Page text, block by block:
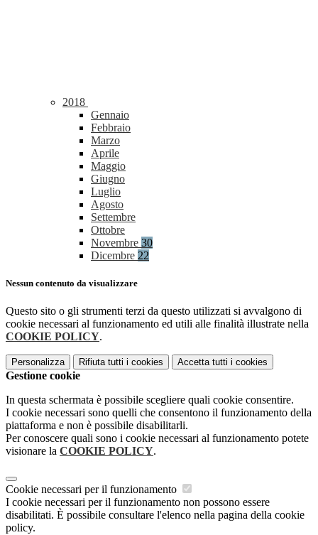
2018
Gennaio
Febbraio
Marzo
Aprile
Maggio
Giugno
Luglio
Agosto
Settembre
Ottobre
Novembre 30
Dicembre 22
Nessun contenuto da visualizzare
Questo sito o gli strumenti terzi da questo utilizzati si avvalgono di
cookie necessari al funzionamento ed utili alle finalità illustrate nella
COOKIE POLICY.
Personalizza Rifiuta tutti i cookies Accetta tutti i cookies
Gestione cookie
In questa schermata è possibile scegliere quali cookie consentire.
I cookie necessari sono quelli che consentono il funzionamento della
piattaforma e non è possibile disabilitarli.
Per conoscere quali sono i cookie necessari al funzionamento potete
visionare la COOKIE POLICY.
Cookie necessari per il funzionamento
I cookie necessari per il funzionamento non possono essere
disabilitati. È possibile consultare l'elenco nella pagina della cookie
policy.